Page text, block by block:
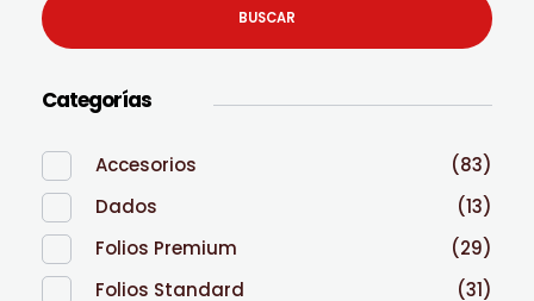
BUSCAR
Categorías
Accesorios
(83)
Dados
(13)
Folios Premium
(29)
Folios Standard
(31)